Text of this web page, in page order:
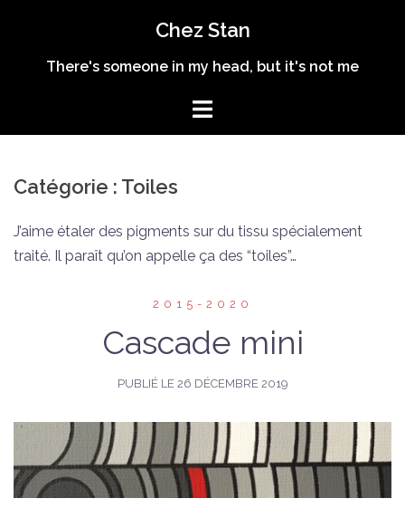
contenu
Chez Stan
There's someone in my head, but it's not me
Catégorie : Toiles
J’aime étaler des pigments sur du tissu spécialement
traité. Il paraît qu’on appelle ça des “toiles”…
2015-2020
Cascade mini
PUBLIÉ LE 26 DÉCEMBRE 2019